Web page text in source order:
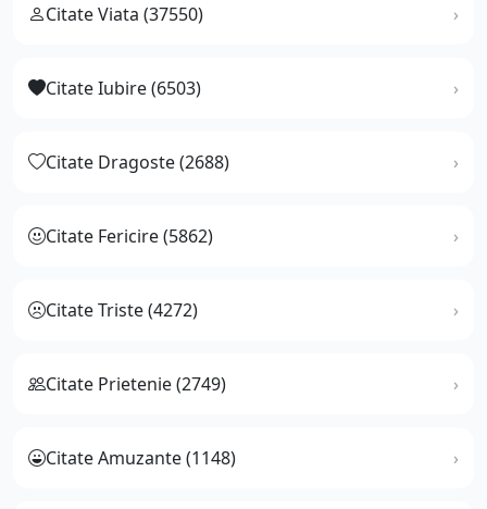
Citate Viata (37550)
Citate Iubire (6503)
Citate Dragoste (2688)
Citate Fericire (5862)
Citate Triste (4272)
Citate Prietenie (2749)
Citate Amuzante (1148)